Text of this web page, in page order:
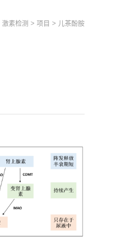
激素检测 > 项目 > 儿茶酚胺